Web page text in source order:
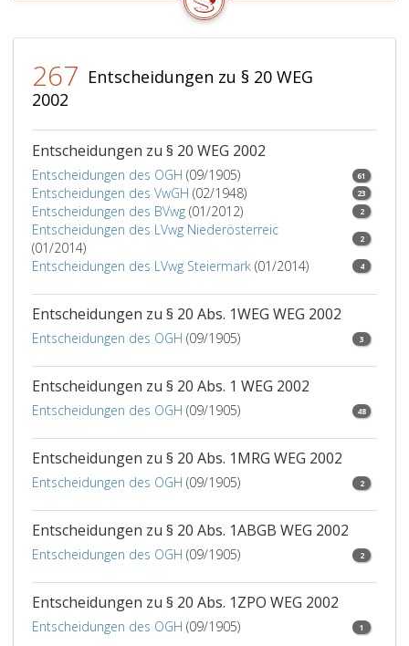
267 Entscheidungen zu § 20 WEG
2002
Entscheidungen zu § 20 WEG 2002
Entscheidungen des OGH (09/1905) 61
Entscheidungen des VwGH (02/1948) 23
Entscheidungen des BVwg (01/2012) 2
Entscheidungen des LVwg Niederösterreic
(01/2014)
2
Entscheidungen des LVwg Steiermark (01/2014) 4
Entscheidungen zu § 20 Abs. 1WEG WEG 2002
Entscheidungen des OGH (09/1905) 3
Entscheidungen zu § 20 Abs. 1 WEG 2002
Entscheidungen des OGH (09/1905) 48
Entscheidungen zu § 20 Abs. 1MRG WEG 2002
Entscheidungen des OGH (09/1905) 2
Entscheidungen zu § 20 Abs. 1ABGB WEG 2002
Entscheidungen des OGH (09/1905) 2
Entscheidungen zu § 20 Abs. 1ZPO WEG 2002
Entscheidungen des OGH (09/1905) 1